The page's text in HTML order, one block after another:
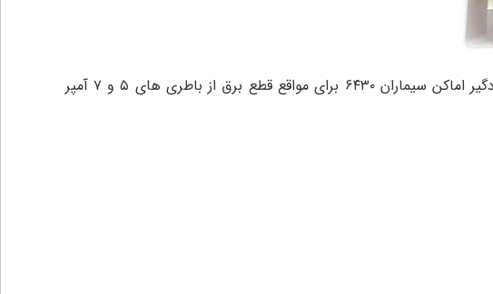
همچنین این دزدگیر اماکن قابلیت برنامه ریزی بابت یک زون به صورت ۲۴ ساعته و یا حالت نیمه فعال دارد .دزدگیر اماکن سیماران ۶۴۳۰ برای مواقع قطع برق از باطری های ۵ و ۷ آمپر